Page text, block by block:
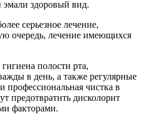
эмали здоровый вид.
серьезное лечение,
очередь, лечение имеющихся
полости рта,
в день, а также регулярные
профессиональная чистка в
предотвратить дисколорит
факторами.